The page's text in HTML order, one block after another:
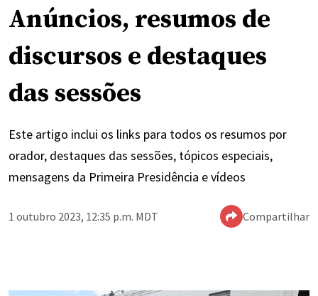
Anúncios, resumos de
discursos e destaques
das sessões
Este artigo inclui os links para todos os resumos por
orador, destaques das sessões, tópicos especiais,
mensagens da Primeira Presidência e vídeos
1 outubro 2023, 12:35 p.m. MDT Compartilhar